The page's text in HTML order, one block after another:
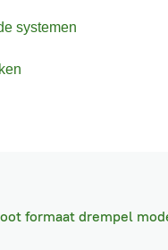
systemen
formaat drempel